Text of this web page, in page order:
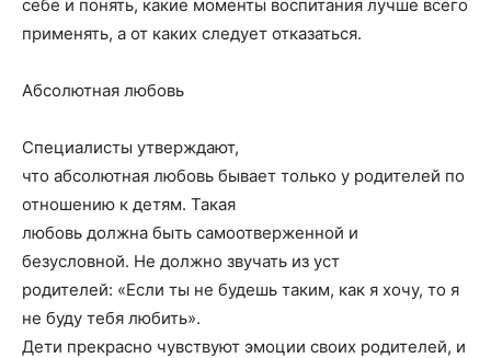
себе и понять, какие моменты воспитания лучше всего
применять, а от каких следует отказаться.
Абсолютная любовь
Специалисты утверждают,
что абсолютная любовь бывает только у родителей по
отношению к детям. Такая
любовь должна быть самоотверженной и
безусловной. Не должно звучать из уст
родителей: «Если ты не будешь таким, как я хочу, то я
не буду тебя любить».
Дети прекрасно чувствуют эмоции своих родителей, и